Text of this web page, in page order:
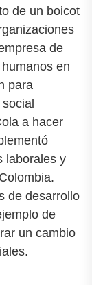
de un boicot
de
en
para
a hacer
laborales y
de desarrollo
de
un cambio